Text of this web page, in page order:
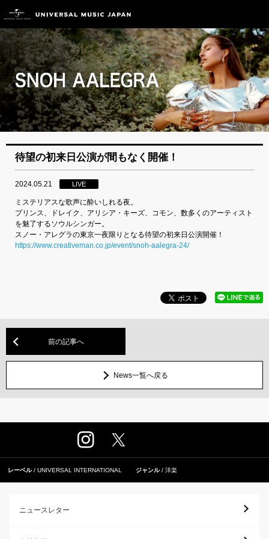
待望の初来日公演が間もなく開催！
2024.05.21 LIVE
ミステリアスな歌声に酔いしれる夜。
プリンス、ドレイク、アリシア・キーズ、コモン、数多くのアーティスト
を魅了するソウルシンガー。
スノー・アレグラの東京一夜限りとなる待望の初来日公演開催！
https://www.creativeman.co.jp/event/snoh-aalegra-24/
前の記事へ
News一覧へ戻る
レーベル UNIVERSAL INTERNATIONAL ジャンル 洋楽
ニュースレター